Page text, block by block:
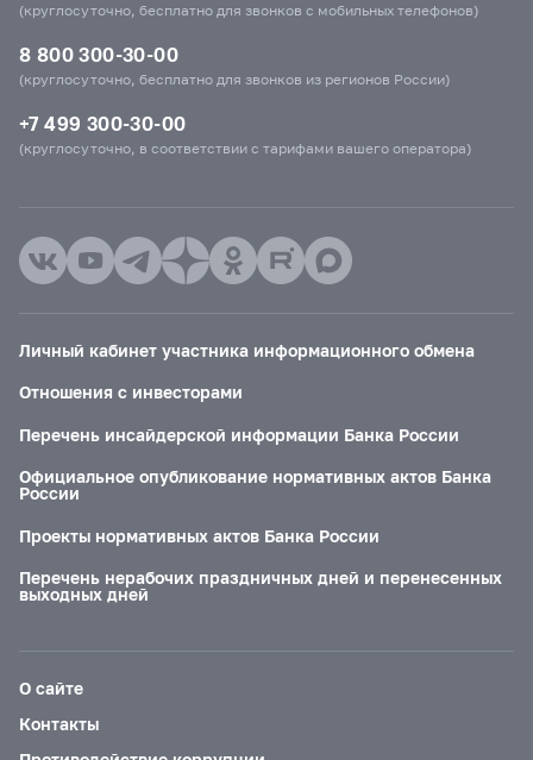
(круглосуточно, бесплатно для звонков с мобильных телефонов)
8 800 300-30-00
(круглосуточно, бесплатно для звонков из регионов России)
+7 499 300-30-00
(круглосуточно, в соответствии с тарифами вашего оператора)
Личный кабинет участника информационного обмена
Отношения с инвесторами
Перечень инсайдерской информации Банка России
Официальное опубликование нормативных актов Банка
России
Проекты нормативных актов Банка России
Перечень нерабочих праздничных дней и перенесенных
выходных дней
О сайте
Контакты